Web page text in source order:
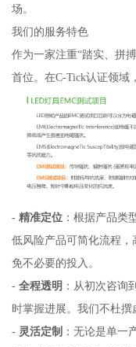
场。
我们的服务特色
作为一家注重“踏实、拼
首位。在C-Tick认证领域
- 精准定位：根据产品类
低风险产品可简化流程
免不必要的投入。
- 全程透明 ：从初次咨询
时掌握进展。我们不杜撰
- 灵活定制 ：无论是单一